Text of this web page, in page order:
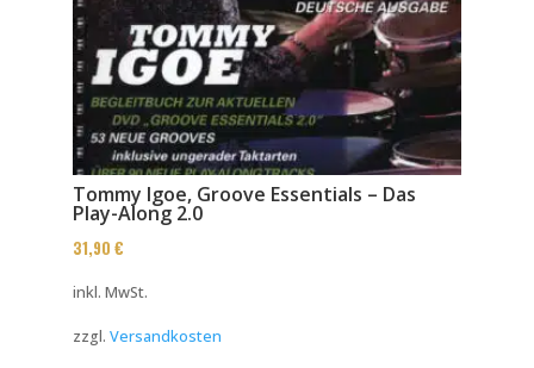
Tommy Igoe, Groove Essentials – Das
Play-Along 2.0
31,90 €
inkl. MwSt.
zzgl. Versandkosten